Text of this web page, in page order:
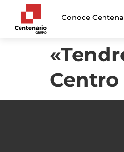
Conoce
Centro